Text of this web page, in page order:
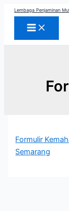
Skip
content
Lembaga Penjaminan
Formulir
Semarang